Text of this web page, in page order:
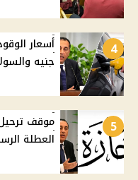
4
جنيه والسولار
5
العطلة